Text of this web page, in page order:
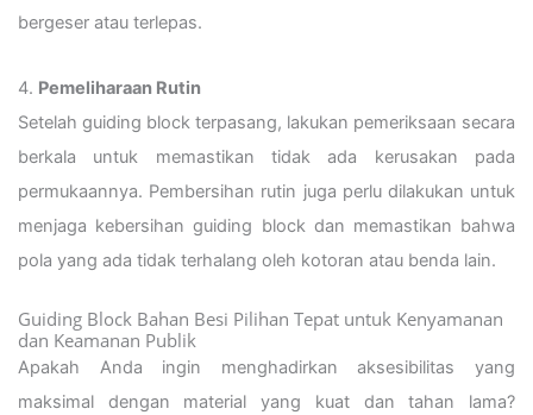
bergeser atau terlepas.
4. Pemeliharaan Rutin
Setelah guiding block terpasang, lakukan pemeriksaan secara
berkala untuk memastikan tidak ada kerusakan pada
permukaannya. Pembersihan rutin juga perlu dilakukan untuk
menjaga kebersihan guiding block dan memastikan bahwa
pola yang ada tidak terhalang oleh kotoran atau benda lain.
Guiding Block Bahan Besi Pilihan Tepat untuk Kenyamanan
dan Keamanan Publik
Apakah Anda ingin menghadirkan aksesibilitas yang
maksimal dengan material yang kuat dan tahan lama?